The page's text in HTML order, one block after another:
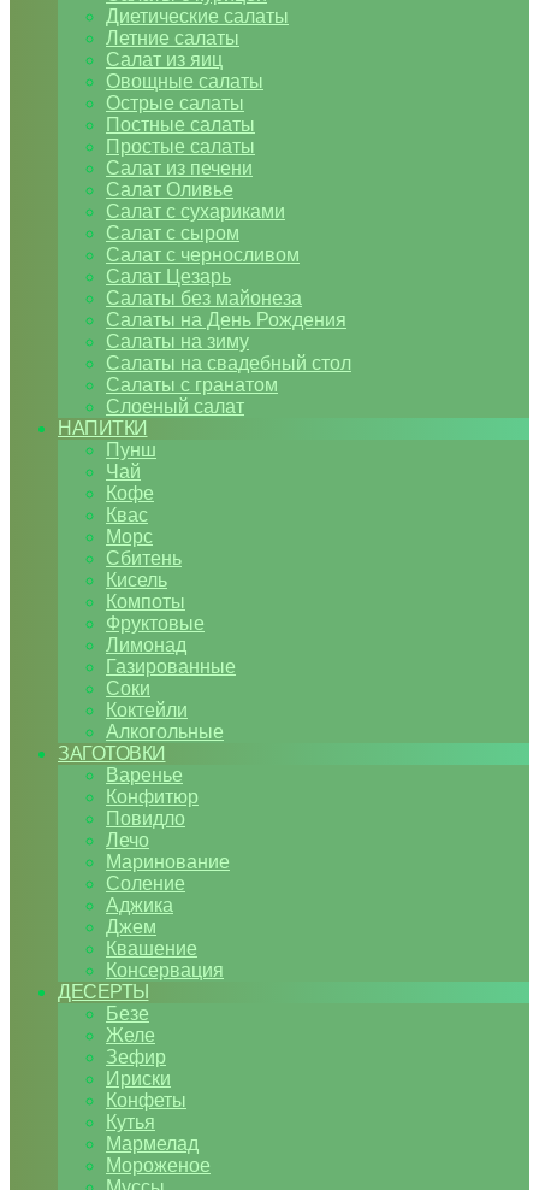
Диетические салаты
Летние салаты
Салат из яиц
Овощные салаты
Острые салаты
Постные салаты
Простые салаты
Салат из печени
Салат Оливье
Салат с сухариками
Салат с сыром
Салат с черносливом
Салат Цезарь
Салаты без майонеза
Салаты на День Рождения
Салаты на зиму
Салаты на свадебный стол
Салаты с гранатом
Слоеный салат
НАПИТКИ
Пунш
Чай
Кофе
Квас
Морс
Сбитень
Кисель
Компоты
Фруктовые
Лимонад
Газированные
Соки
Коктейли
Алкогольные
ЗАГОТОВКИ
Варенье
Конфитюр
Повидло
Лечо
Маринование
Соление
Аджика
Джем
Квашение
Консервация
ДЕСЕРТЫ
Безе
Желе
Зефир
Ириски
Конфеты
Кутья
Мармелад
Мороженое